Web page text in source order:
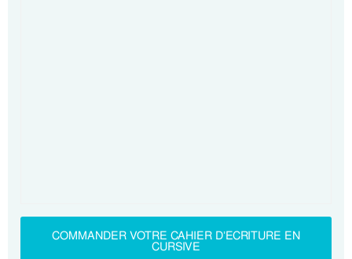
COMMANDER VOTRE CAHIER D’ECRITURE EN
CURSIVE